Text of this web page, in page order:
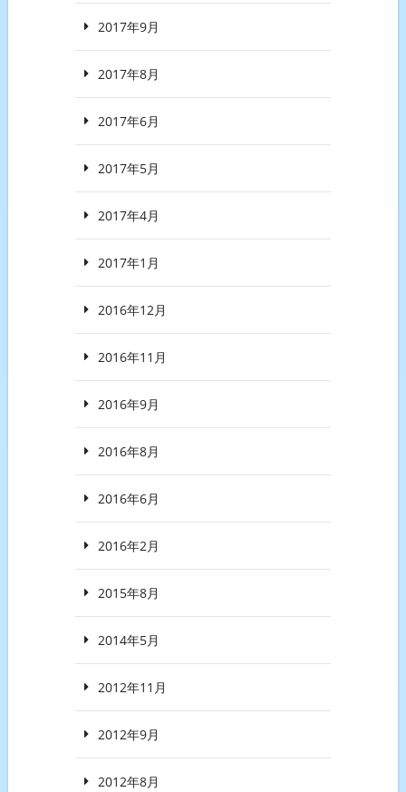
2017年9月
2017年8月
2017年6月
2017年5月
2017年4月
2017年1月
2016年12月
2016年11月
2016年9月
2016年8月
2016年6月
2016年2月
2015年8月
2014年5月
2012年11月
2012年9月
2012年8月